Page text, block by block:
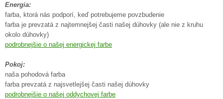
Energia:
farba, ktorá nás podporí, keď potrebujeme povzbudenie
farba je prevzatá z najtemnejšej časti našej dúhovky (ale nie z kruhu
okolo dúhovky)
podrobnejšie o našej energickej farbe
Pokoj:
naša pohodová farba
farba prevzatá z najsvetlejšej časti našej dúhovky
podrobnejšie o našej oddychovej farbe